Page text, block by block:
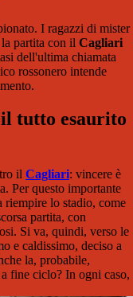
I ragazzi di mister
partita con il Cagliari
dell'ultima chiamata
rossonero intende
tutto esaurito
il Cagliari: vincere è
Per questo importante
riempire lo stadio, come
partita, con
Si va, quindi, verso le
e caldissimo, deciso a
la, probabile,
fine ciclo? In ogni caso,